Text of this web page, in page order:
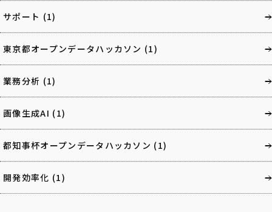
サポート (1)
東京都オープンデータハッカソン (1)
業務分析 (1)
画像生成AI (1)
都知事杯オープンデータハッカソン (1)
開発効率化 (1)